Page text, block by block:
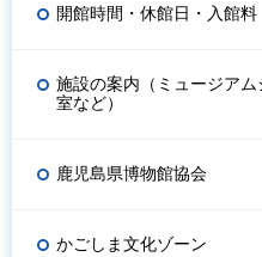
開館時間・休館日・入館料
施設の案内（ミュージア
室など）
鹿児島県博物館協会
かごしま文化ゾーン